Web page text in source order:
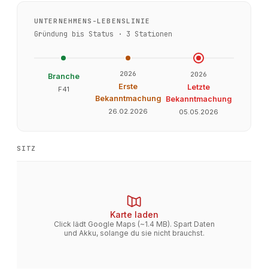
UNTERNEHMENS-LEBENSLINIE
Gründung bis Status · 3 Stationen
Branche
F41
2026
Erste
Bekanntmachung
26.02.2026
2026
Letzte
Bekanntmachung
05.05.2026
SITZ
Karte laden
Click lädt Google Maps (~1.4 MB). Spart Daten
und Akku, solange du sie nicht brauchst.